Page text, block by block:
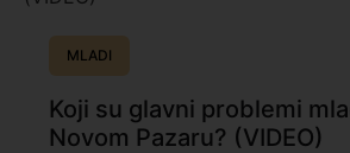
MLADI
Koji su glavni problemi
Novom Pazaru? (VIDEO)